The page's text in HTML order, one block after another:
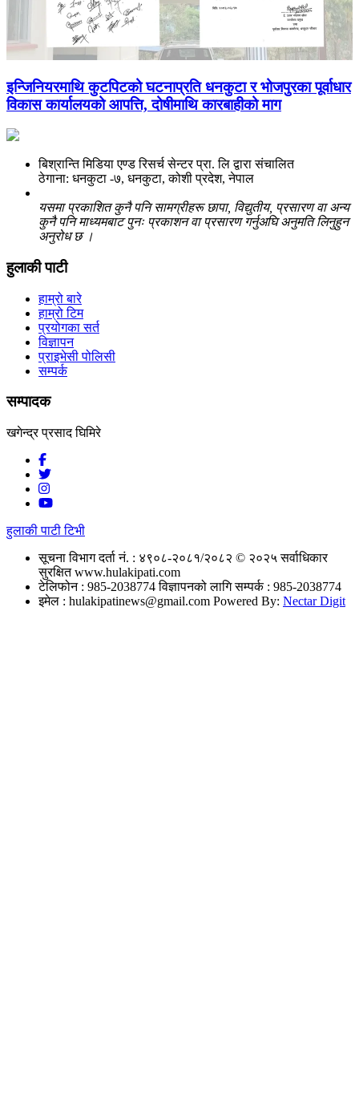
इन्जिनियरमाथि कुटपिटको घटनाप्रति धनकुटा र भोजपुरका पूर्वाधार
विकास कार्यालयको आपत्ति, दोषीमाथि कारबाहीको माग
बिश्रान्ति मिडिया एण्ड रिसर्च सेन्टर प्रा. लि द्वारा संचालित
ठेगाना: धनकुटा -७, धनकुटा, कोशी प्रदेश, नेपाल
यसमा प्रकाशित कुनै पनि सामग्रीहरू छापा, विद्युतीय, प्रसारण वा अन्य
कुनै पनि माध्यमबाट पुनः प्रकाशन वा प्रसारण गर्नुअघि अनुमति लिनुहुन
अनुरोध छ ।
हुलाकी पाटी
हाम्रो बारे
हाम्रो टिम
प्रयोगका सर्त
विज्ञापन
प्राइभेसी पोलिसी
सम्पर्क
सम्पादक
खगेन्द्र प्रसाद घिमिरे
हुलाकी पाटी टिभी
सूचना विभाग दर्ता नं. : ४९०८-२०८१/२०८२ © २०२५ सर्वाधिकार
सुरक्षित www.hulakipati.com
टेलिफोन : 985-2038774विज्ञापनको लागि सम्पर्क : 985-2038774
इमेल : hulakipatinews@gmail.com Powered By: Nectar Digit